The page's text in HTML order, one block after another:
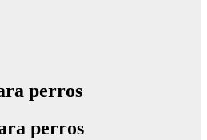
perros
perros